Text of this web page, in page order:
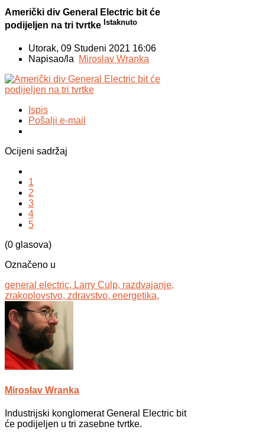
Američki div General Electric bit će
podijeljen na tri tvrtke Istaknuto
Utorak, 09 Studeni 2021 16:06
Napisao/la Miroslav Wranka
Ispis
Pošalji e-mail
Ocijeni sadržaj
1
2
3
4
5
(0 glasova)
Označeno u
general electric, Larry Culp, razdvajanje,
zrakoplovstvo, zdravstvo, energetika,
Miroslav Wranka
Industrijski konglomerat General Electric bit
će podijeljen u tri zasebne tvrtke.